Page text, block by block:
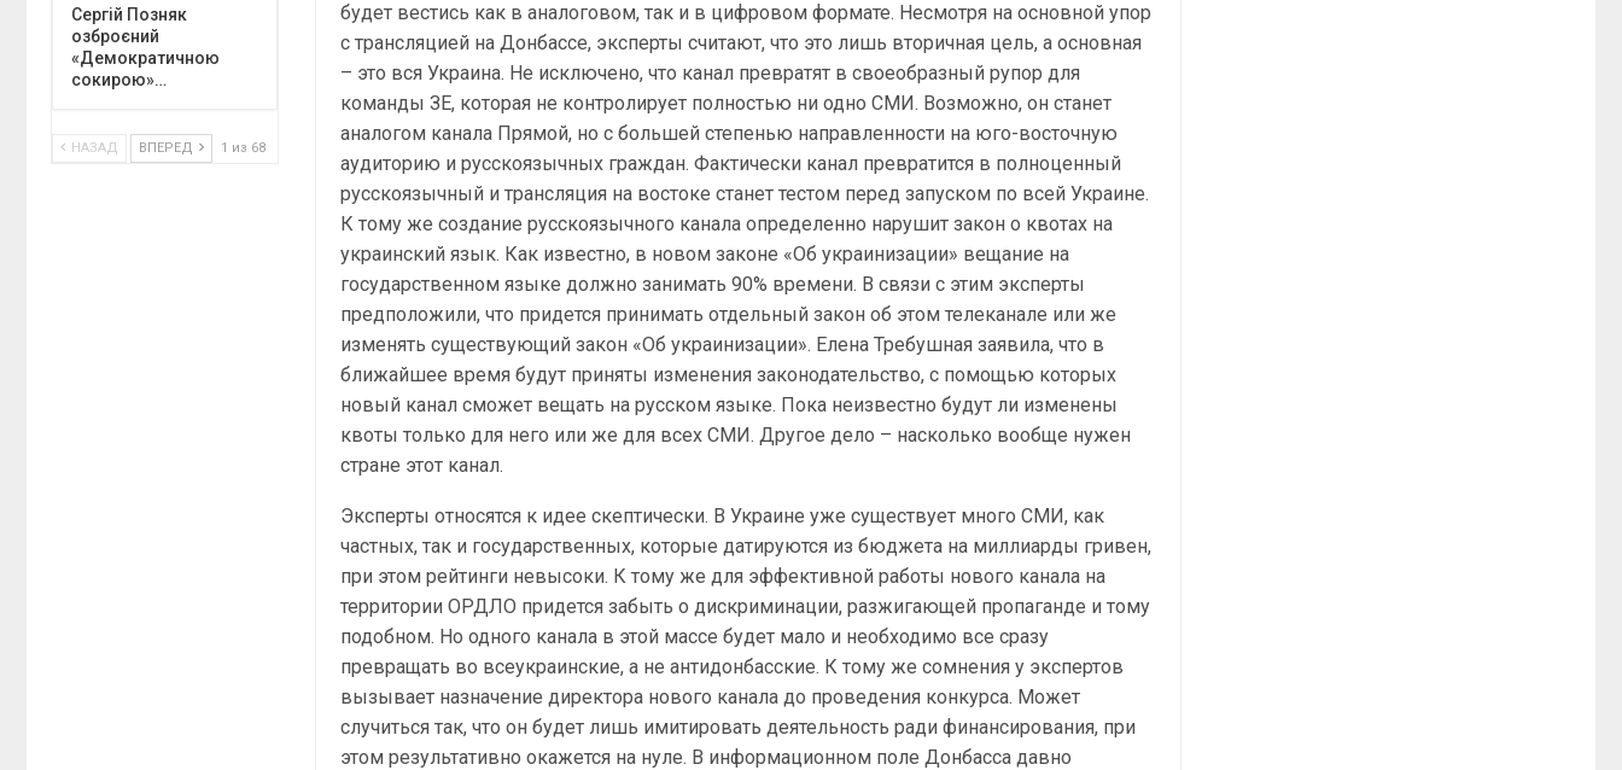
будет вестись как в аналоговом, так и в цифровом формате. Несмотря на основной упор
с трансляцией на Донбассе, эксперты считают, что это лишь вторичная цель, а основная
– это вся Украина. Не исключено, что канал превратят в своеобразный рупор для
команды ЗЕ, которая не контролирует полностью ни одно СМИ. Возможно, он станет
аналогом канала Прямой, но с большей степенью направленности на юго-восточную
аудиторию и русскоязычных граждан. Фактически канал превратится в полноценный
русскоязычный и трансляция на востоке станет тестом перед запуском по всей Украине.
К тому же создание русскоязычного канала определенно нарушит закон о квотах на
украинский язык. Как известно, в новом законе «Об украинизации» вещание на
государственном языке должно занимать 90% времени. В связи с этим эксперты
предположили, что придется принимать отдельный закон об этом телеканале или же
изменять существующий закон «Об украинизации». Елена Требушная заявила, что в
ближайшее время будут приняты изменения законодательство, с помощью которых
новый канал сможет вещать на русском языке. Пока неизвестно будут ли изменены
квоты только для него или же для всех СМИ. Другое дело – насколько вообще нужен
стране этот канал.
Эксперты относятся к идее скептически. В Украине уже существует много СМИ, как
частных, так и государственных, которые датируются из бюджета на миллиарды гривен,
при этом рейтинги невысоки. К тому же для эффективной работы нового канала на
территории ОРДЛО придется забыть о дискриминации, разжигающей пропаганде и тому
подобном. Но одного канала в этой массе будет мало и необходимо все сразу
превращать во всеукраинские, а не антидонбасские. К тому же сомнения у экспертов
вызывает назначение директора нового канала до проведения конкурса. Может
случиться так, что он будет лишь имитировать деятельность ради финансирования, при
этом результативно окажется на нуле. В информационном поле Донбасса давно
Сергій Позняк
озброєний
«Демократичною
сокирою»…
НАЗАД ВПЕРЕД 1 из 68